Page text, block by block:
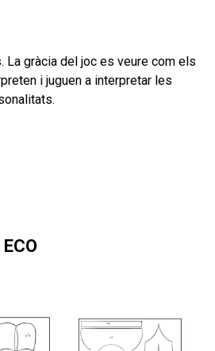
La gràcia del joc es veure com els
i juguen a interpretar les